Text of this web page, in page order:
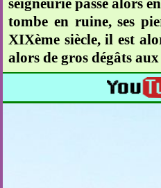
seigneurie passe alors
tombe en ruine, ses
XIXème siècle, il est
alors de gros dégâts